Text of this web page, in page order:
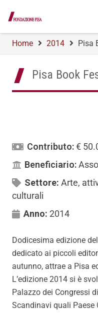
Home 2014 Pisa
Pisa Book
Contributo:€
Beneficiario:
Settore: Arte,
culturali
Anno: 2014
Dodicesima edizione
dedicato ai piccoli
autunno, attrae a Pisa
L’edizione 2014 si è
Palazzo dei Congressi
Scandinavi quali Paese